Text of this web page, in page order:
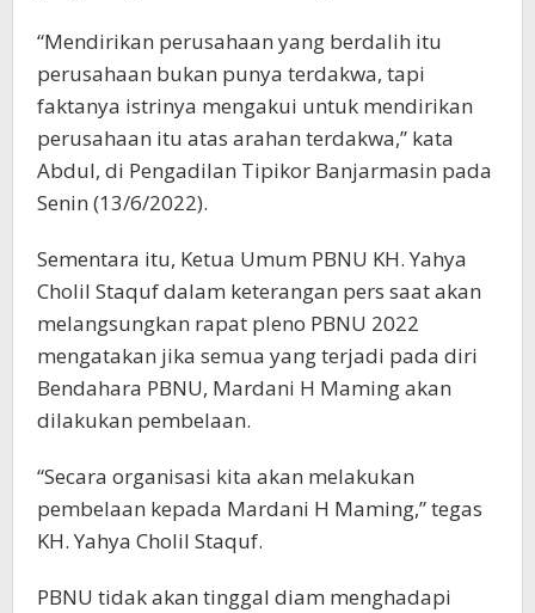
“Mendirikan perusahaan yang berdalih itu
perusahaan bukan punya terdakwa, tapi
faktanya istrinya mengakui untuk mendirikan
perusahaan itu atas arahan terdakwa,” kata
Abdul, di Pengadilan Tipikor Banjarmasin pada
Senin (13/6/2022).
Sementara itu, Ketua Umum PBNU KH. Yahya
Cholil Staquf dalam keterangan pers saat akan
melangsungkan rapat pleno PBNU 2022
mengatakan jika semua yang terjadi pada diri
Bendahara PBNU, Mardani H Maming akan
dilakukan pembelaan.
“Secara organisasi kita akan melakukan
pembelaan kepada Mardani H Maming,” tegas
KH. Yahya Cholil Staquf.
PBNU tidak akan tinggal diam menghadapi